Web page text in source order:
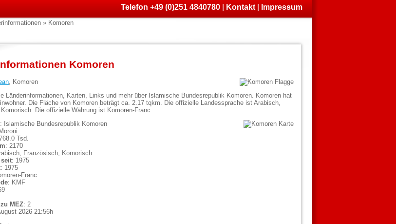
Telefon +49 (0)251 4840780 Kontakt Impressum
» Komoren
Komoren
, Komoren
Länderinformationen, Karten, Links und mehr über Islamische Bundesrepublik Komoren. Komoren hat
Die Fläche von Komoren beträgt ca. 2.17 tqkm. Die offizielle Landessprache ist Arabisch,
Die offizielle Währung ist Komoren-Franc.
: Islamische Bundesrepublik Komoren
Tsd.
: 2170
Französisch, Komorisch
: 1975
: 1975
Franc
: KMF
MEZ: 2
2026 21:56h